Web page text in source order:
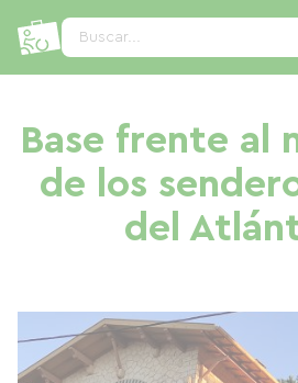
Buscar...
Base frente al
de los
del
Panel de gestión de cookies